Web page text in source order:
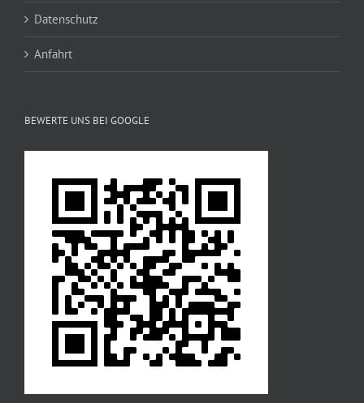
Datenschutz
Anfahrt
BEWERTE UNS BEI GOOGLE